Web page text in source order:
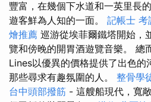
豐富，在幾個下水道和一英里長
遊客鮮為人知的一面。 記帳士 考
燴推薦 巡游從埃菲爾鐵塔開始，
覽和傍晚的開胃酒遊覽音樂。 總
Lines以優異的價格提供了出色的
那些尋求有趣氛圍的人。 整骨學
台中頭部撥筋 - 這艘船現代，寬